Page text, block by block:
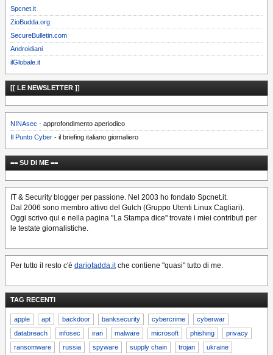
Spcnet.it
ZioBudda.org
SecureBulletin.com
Androidiani
ilGlobale.it
[[ LE NEWSLETTER ]]
NINAsec - approfondimento aperiodico
Il Punto Cyber - il briefing italiano giornaliero
== SU DI ME ==
IT & Security blogger per passione. Nel 2003 ho fondato Spcnet.it.
Dal 2006 sono membro attivo del Gulch (Gruppo Utenti Linux Cagliari).
Oggi scrivo qui e nella pagina "La Stampa dice" trovate i miei contributi per
le testate giornalistiche.
Per tutto il resto c'è dariofadda.itche contiene "quasi" tutto di me.
TAG RECENTI
apple apt backdoor banksecurity cybercrime
cyberwar
databreach
infosec iran malware microsoft phishing
privacy
ransomware
russia spyware supply chain trojan ukraine